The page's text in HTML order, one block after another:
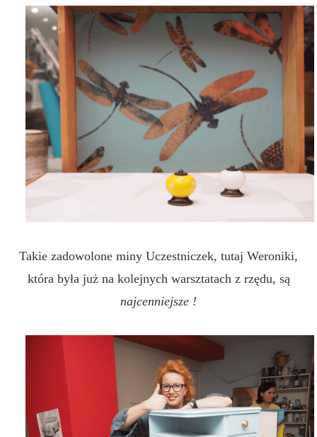
Takie zadowolone miny Uczestniczek, tutaj Weroniki,
która była już na kolejnych warsztatach z rzędu, są
najcenniejsze !